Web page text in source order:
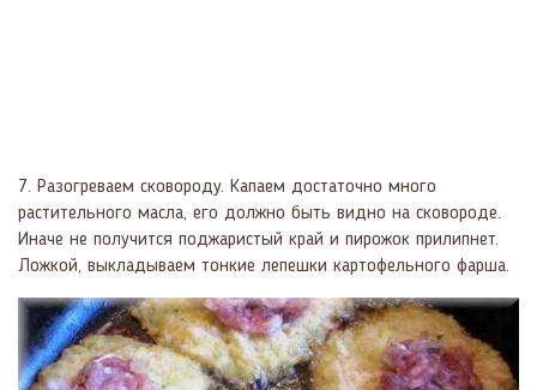
7. Разогреваем сковороду. Капаем достаточно много
растительного масла, его должно быть видно на сковороде.
Иначе не получится поджаристый край и пирожок прилипнет.
Ложкой, выкладываем тонкие лепешки картофельного фарша.